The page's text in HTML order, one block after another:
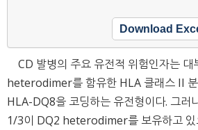
Download
CD 발병의 주요 유전적 위험인자는
heterodimer를 함유한 HLA 클래스 II
HLA-DQ8을 ​​코딩하는 유전형이다. 그러
1/3이 DQ2 heterodimer를 보유하고 있